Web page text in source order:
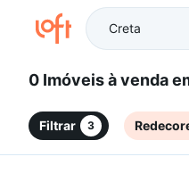
0 Imóveis à
Filtrar 3